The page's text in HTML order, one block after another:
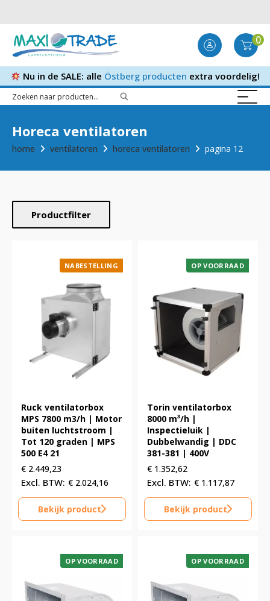
0
Nu in de SALE: alle Östberg producten extra voordelig!
Horeca ventilatoren
home ventilatoren horeca ventilatoren pagina 12
Productfilter
NABESTELLING
Ruck ventilatorbox
MPS 7800 m3/h | Motor
buiten luchtstroom |
Tot 120 graden | MPS
500 E4 21
€ 2.449,23
€ 2.024,16
Bekijk product
OP VOORRAAD
Torin ventilatorbox
8000 m³/h |
Inspectieluik |
Dubbelwandig | DDC
381-381 | 400V
€ 1.352,62
€ 1.117,87
Bekijk product
OP VOORRAAD OP VOORRAAD